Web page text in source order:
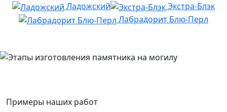
Ладожский
Экстра-Блэк
Лабрадорит Блю-Перл
Примеры наших работ